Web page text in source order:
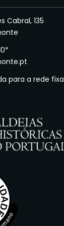
Cabral, 135
para a rede fixa